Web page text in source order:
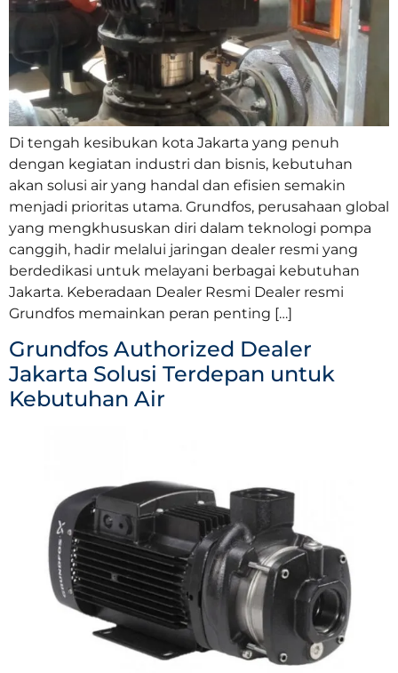
Di tengah kesibukan kota Jakarta yang penuh
dengan kegiatan industri dan bisnis, kebutuhan
akan solusi air yang handal dan efisien semakin
menjadi prioritas utama. Grundfos, perusahaan global
yang mengkhususkan diri dalam teknologi pompa
canggih, hadir melalui jaringan dealer resmi yang
berdedikasi untuk melayani berbagai kebutuhan
Jakarta. Keberadaan Dealer Resmi Dealer resmi
Grundfos memainkan peran penting […]
Grundfos Authorized Dealer
Jakarta Solusi Terdepan untuk
Kebutuhan Air